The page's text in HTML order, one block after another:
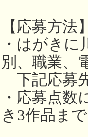
【応募方
・はがき
別、職業、
下記応募
・応募点
き3作品まで